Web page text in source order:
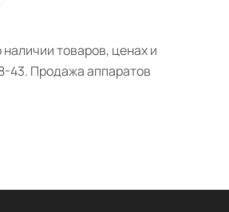
товаров, ценах и
43. Продажа аппаратов